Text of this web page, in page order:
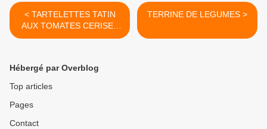
< TARTELETTES TATIN
AUX TOMATES CERISES
TAPENADE
TERRINE DE LEGUMES >
Hébergé par Overblog
Top articles
Pages
Contact